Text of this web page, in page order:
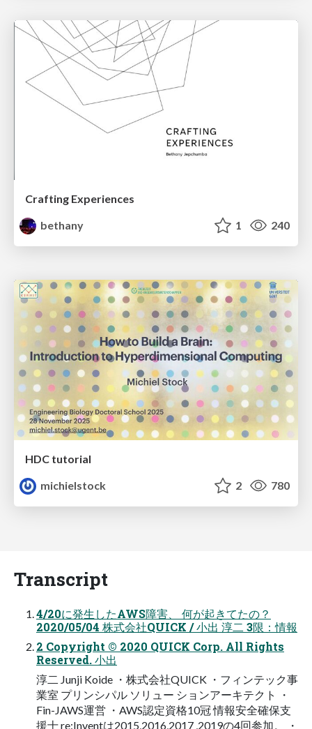
Crafting Experiences
bethany
1 240
HDC tutorial
michielstock
2 780
Transcript
4/20に発生したAWS障害、 何が起きてたの？
2020/05/04 株式会社QUICK / 小出 淳二 3限：情報
2 Copyright © 2020 QUICK Corp. All Rights
Reserved. 小出
淳二 Junji Koide ・株式会社QUICK ・フィンテック事
業室 プリンシパル ソリュー ションアーキテクト ・
Fin-JAWS運営 ・AWS認定資格10冠 情報安全確保支
援士 re:Inventは2015,2016,2017 ,2019の4回参加。 ・